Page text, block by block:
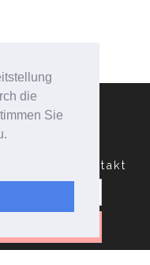
die
Sie
Kontakt